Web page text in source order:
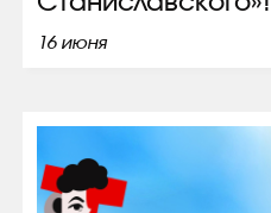
16 июня